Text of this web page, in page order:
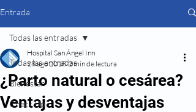
Entrada
Todas las entradas
Bienestar
Check Up
Todas las entradas
¿Parto natural o cesárea?
Ventajas y desventajas
Hospital San Ángel Inn
28 ago 2018 2 min de lectura